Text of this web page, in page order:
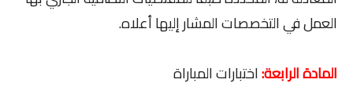
العمل في التخصصات المشار إليها أعلاه.
المادة الرابعة:اختبارات المباراة